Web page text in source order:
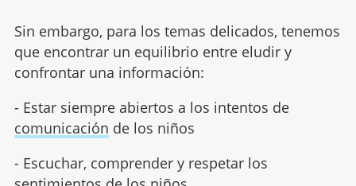
Sin embargo, para los temas delicados, tenemos
que encontrar un equilibrio entre eludir y
confrontar una información:
- Estar siempre abiertos a los intentos de
comunicación de los niños
- Escuchar, comprender y respetar los